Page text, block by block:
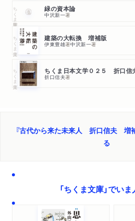
ムスビの神による人類教
天竜川という宝庫
折口信夫 略年譜
ちくま学芸文庫 緑の資本論
中沢新一著
ちくま文庫 建築の大転換 増補版
伊東豊雄著中沢新一著
ちくま文庫 ちくま日本文学０２５ 折口信
折口信夫著
『古代から来た未来人 折口信夫 増
る
「ちくま文庫」でい